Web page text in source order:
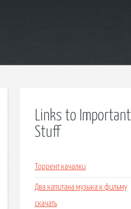
Links to Important
Stuff
Торрент качалки
Два капитана музыка к фильму
скачать